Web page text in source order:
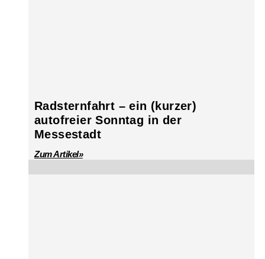
Radsternfahrt – ein (kurzer)
autofreier Sonntag in der
Messestadt
Zum Artikel»